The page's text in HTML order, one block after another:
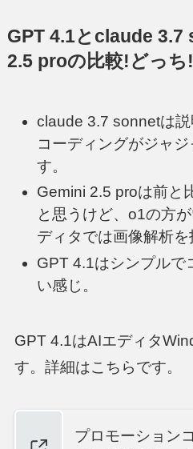
GPT 4.1とclaude
2.5 proの比較!どっち
claude 3.7 sonnetは説
コーディングがジャ
す。
Gemini 2.5 proは前と
と思うけど、o1の方
ディタでは画像解析
GPT 4.1はシンプルで
い感じ。
GPT 4.1はAIエディタ
す。詳細はこちらです。
プロモーション